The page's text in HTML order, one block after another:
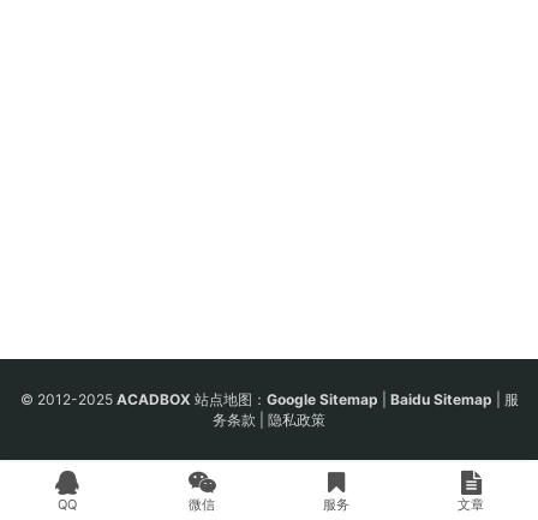
© 2012-2025 ACADBOX 站点地图： Google Sitemap Baidu Sitemap
服
务条款
隐私政策
QQ 微信 服务 文章